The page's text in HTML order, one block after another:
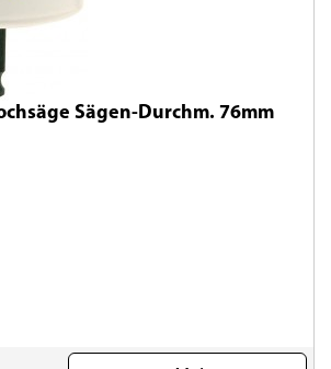
Sägen-Durchm. 76mm
(0)